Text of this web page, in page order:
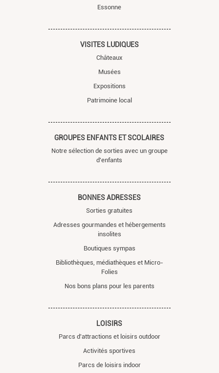
Essonne
VISITES LUDIQUES
Châteaux
Musées
Expositions
Patrimoine local
GROUPES ENFANTS ET SCOLAIRES
Notre sélection de sorties avec un groupe
d'enfants
BONNES ADRESSES
Sorties gratuites
Adresses gourmandes et hébergements
insolites
Boutiques sympas
Bibliothèques, médiathèques et Micro-
Folies
Nos bons plans pour les parents
LOISIRS
Parcs d'attractions et loisirs outdoor
Activités sportives
Parcs de loisirs indoor